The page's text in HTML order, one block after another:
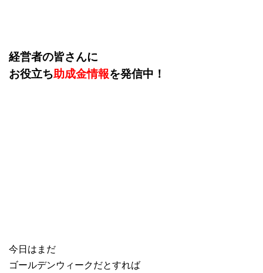
経営者の皆さんに
お役立ち助成金情報を発信中！
今日はまだ
ゴールデンウィークだとすれば